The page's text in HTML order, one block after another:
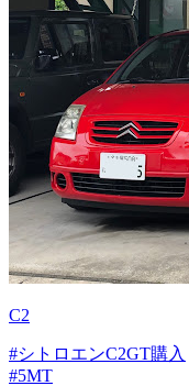
C2
#シトロエンC2GT購入
#5MT